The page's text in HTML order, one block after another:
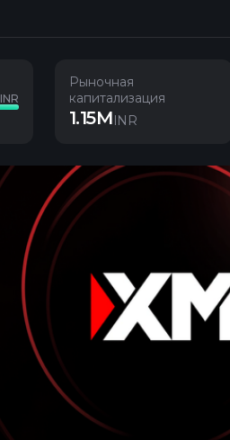
INR
Рыночная
капитализация
1.15MINR